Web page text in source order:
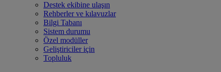
Destek ekibine ulaşın
Rehberler ve kılavuzlar
Bilgi Tabanı
Sistem durumu
Özel modüller
Geliştiriciler için
Topluluk